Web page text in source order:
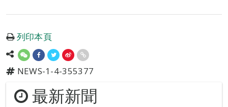
列印本頁
NEWS-1-4-355377
最新新聞